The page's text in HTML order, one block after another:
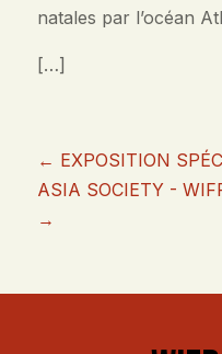
natales par l’océan
[…]
← EXPOSITION
ASIA SOCIETY -
→